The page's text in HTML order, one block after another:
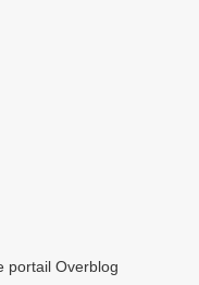
portail Overblog